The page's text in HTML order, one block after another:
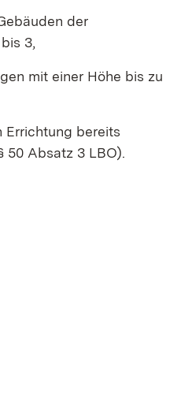
der
3,
mit einer Höhe bis zu
Errichtung bereits
50 Absatz 3 LBO).